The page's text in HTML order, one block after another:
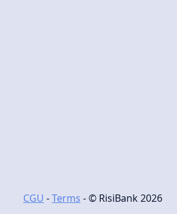
CGU -Terms - © RisiBank 2026